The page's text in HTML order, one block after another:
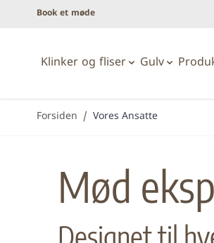
Book et møde
Klinker og fliser Gulv
Laminatgulve
Kork/vinylgulve
Badeværelse
Badekar & Spa
Baderumsmøbler
Gaspejse
Front pejse
Panorama pejse
Forsiden / Vores Ansatte
Mød
Designet til